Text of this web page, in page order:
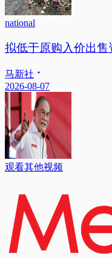
national
拟低于原购入价出
马新社
2026-08-07
观看其他视频